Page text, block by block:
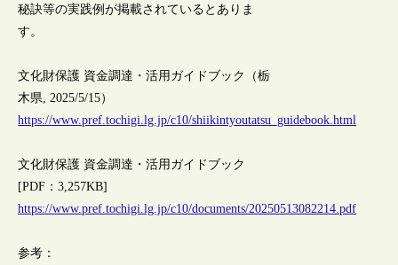
秘訣等の実践例が掲載されているとありま
す。
文化財保護 資金調達・活用ガイドブック（栃
木県, 2025/5/15）
https://www.pref.tochigi.lg.jp/c10/shiikintyoutatsu_guidebook.html
文化財保護 資金調達・活用ガイドブック
[PDF：3,257KB]
https://www.pref.tochigi.lg.jp/c10/documents/20250513082214.pdf
参考：